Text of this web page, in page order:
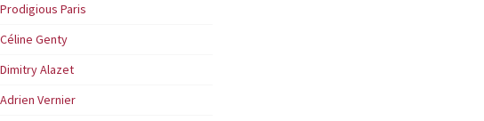
Prodigious Paris
Céline Genty
Dimitry Alazet
Adrien Vernier